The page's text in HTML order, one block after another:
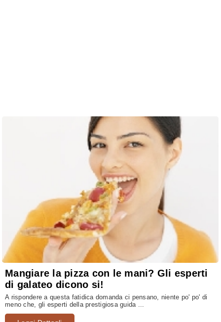
Mangiare la pizza con le mani? Gli esperti
di galateo dicono si!
A rispondere a questa fatidica domanda ci pensano, niente po' po' di
meno che, gli esperti della prestigiosa guida ...